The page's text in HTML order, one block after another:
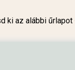
ki az alábbi